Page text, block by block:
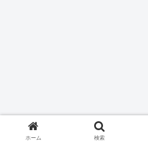
ホーム 検索